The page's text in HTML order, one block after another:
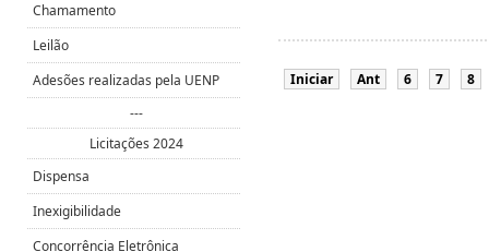
Iniciar Ant 6 7 8
Chamamento
Leilão
Adesões realizadas pela UENP
---
Licitações 2024
Dispensa
Inexigibilidade
Concorrência Eletrônica